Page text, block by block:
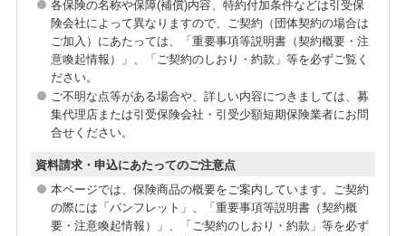
各保険の名称や保障(補償)内容、特約付加条件などは引受保
険会社によって異なりますので、ご契約（団体契約の場合は
ご加入）にあたっては、「重要事項等説明書（契約概要・注
意喚起情報）」、「ご契約のしおり・約款」等を必ずご覧く
ださい。
ご不明な点等がある場合や、詳しい内容につきましては、募
集代理店または引受保険会社・引受少額短期保険業者にお問
合せください。
資料請求・申込にあたってのご注意点
本ページでは、保険商品の概要をご案内しています。ご契約
の際には「パンフレット」、「重要事項等説明書（契約概
要・注意喚起情報）」、「ご契約のしおり・約款」等を必ず